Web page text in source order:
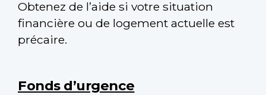
Obtenez de l’aide si votre situation
financière ou de logement actuelle est
précaire.
navigation
Fonds d’urgence